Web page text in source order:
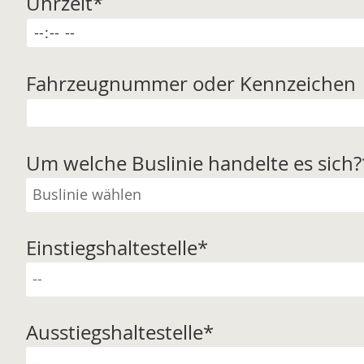
Fahrzeugnummer oder Kennzeichen
Um welche Buslinie handelte es sich?
Einstiegshaltestelle*
Ausstiegshaltestelle*